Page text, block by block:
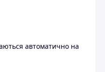
автоматично на